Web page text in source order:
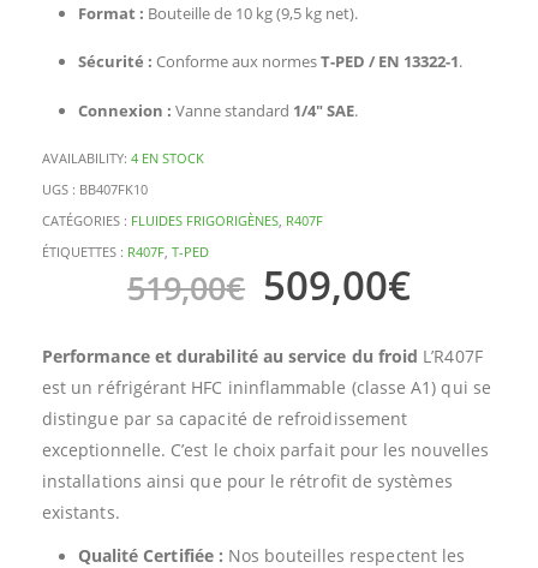
Format : Bouteille de 10 kg (9,5 kg net).
Sécurité : Conforme aux normesT-PED / EN 13322-1.
Connexion : Vanne standard 1/4″ SAE.
AVAILABILITY: 4 EN STOCK
UGS : BB407FK10
CATÉGORIES : FLUIDES FRIGORIGÈNES R407F
ÉTIQUETTES : R407F T-PED
519,00€ 509,00€
Performance et durabilité au service du froid L’R407F
est un réfrigérant HFC ininflammable (classe A1) qui se
distingue par sa capacité de refroidissement
exceptionnelle. C’est le choix parfait pour les nouvelles
installations ainsi que pour le rétrofit de systèmes
existants.
Qualité Certifiée : Nos bouteilles respectent les